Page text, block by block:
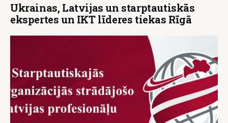
Ukrainas, Latvijas un starptautiskās
ekspertes un IKT līderes tiekas Rīgā